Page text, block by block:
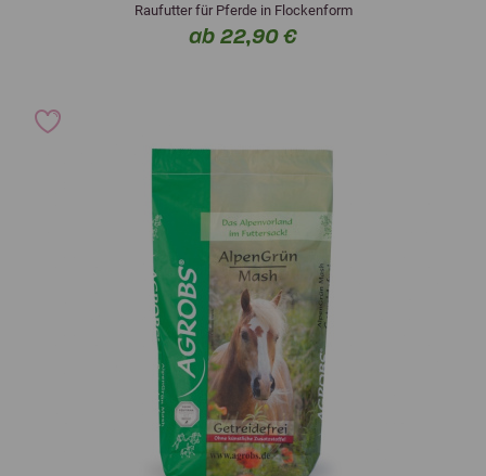
Raufutter für Pferde in Flockenform
ab 22,90 €